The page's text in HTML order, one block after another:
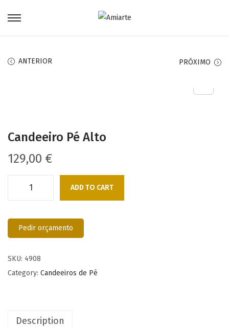
ANTERIOR PRÓXIMO
Candeeiro Pé Alto
129,00 €
ADD TO CART
Pedir orçamento
SKU: 4908
Category: Candeeiros de Pé
Description